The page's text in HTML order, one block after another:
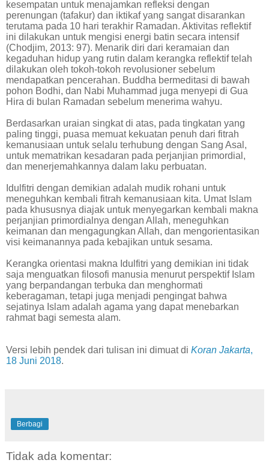
kesempatan untuk menajamkan refleksi dengan
perenungan (tafakur) dan iktikaf yang sangat disarankan
terutama pada 10 hari terakhir Ramadan. Aktivitas reflektif
ini dilakukan untuk mengisi energi batin secara intensif
(Chodjim, 2013: 97). Menarik diri dari keramaian dan
kegaduhan hidup yang rutin dalam kerangka reflektif telah
dilakukan oleh tokoh-tokoh revolusioner sebelum
mendapatkan pencerahan. Buddha bermeditasi di bawah
pohon Bodhi, dan Nabi Muhammad juga menyepi di Gua
Hira di bulan Ramadan sebelum menerima wahyu.
Berdasarkan uraian singkat di atas, pada tingkatan yang
paling tinggi, puasa memuat kekuatan penuh dari fitrah
kemanusiaan untuk selalu terhubung dengan Sang Asal,
untuk mematrikan kesadaran pada perjanjian primordial,
dan menerjemahkannya dalam laku perbuatan.
Idulfitri dengan demikian adalah mudik rohani untuk
meneguhkan kembali fitrah kemanusiaan kita. Umat Islam
pada khususnya diajak untuk menyegarkan kembali makna
perjanjian primordialnya dengan Allah, meneguhkan
keimanan dan mengagungkan Allah, dan mengorientasikan
visi keimanannya pada kebajikan untuk sesama.
Kerangka orientasi makna Idulfitri yang demikian ini tidak
saja menguatkan filosofi manusia menurut perspektif Islam
yang berpandangan terbuka dan menghormati
keberagaman, tetapi juga menjadi pengingat bahwa
sejatinya Islam adalah agama yang dapat menebarkan
rahmat bagi semesta alam.
Versi lebih pendek dari tulisan ini dimuat di Koran Jakarta,
18 Juni 2018.
Berbagi
Tidak ada komentar: